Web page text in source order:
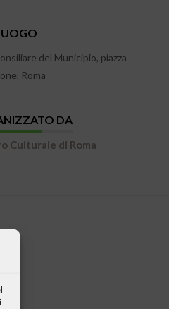
del Municipio, piazza
Roma
DA
Culturale di Roma